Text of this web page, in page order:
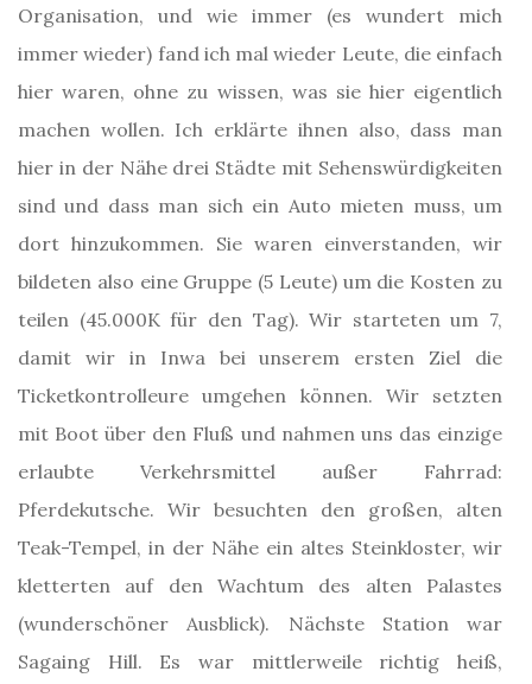
Organisation, und wie immer (es wundert mich
immer wieder) fand ich mal wieder Leute, die einfach
hier waren, ohne zu wissen, was sie hier eigentlich
machen wollen. Ich erklärte ihnen also, dass man
hier in der Nähe drei Städte mit Sehenswürdigkeiten
sind und dass man sich ein Auto mieten muss, um
dort hinzukommen. Sie waren einverstanden, wir
bildeten also eine Gruppe (5 Leute) um die Kosten zu
teilen (45.000K für den Tag). Wir starteten um 7,
damit wir in Inwa bei unserem ersten Ziel die
Ticketkontrolleure umgehen können. Wir setzten
mit Boot über den Fluß und nahmen uns das einzige
erlaubte Verkehrsmittel außer Fahrrad:
Pferdekutsche. Wir besuchten den großen, alten
Teak-Tempel, in der Nähe ein altes Steinkloster, wir
kletterten auf den Wachtum des alten Palastes
(wunderschöner Ausblick). Nächste Station war
Sagaing Hill. Es war mittlerweile richtig heiß,